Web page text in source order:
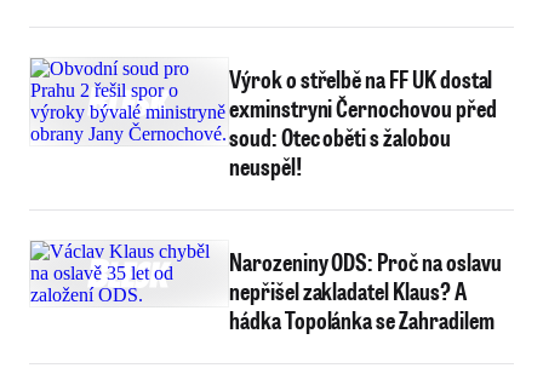
Výrok o střelbě na FF UK dostal
exminstryni Černochovou před
soud: Otec oběti s žalobou
neuspěl!
Narozeniny ODS: Proč na oslavu
nepřišel zakladatel Klaus? A
hádka Topolánka se Zahradilem